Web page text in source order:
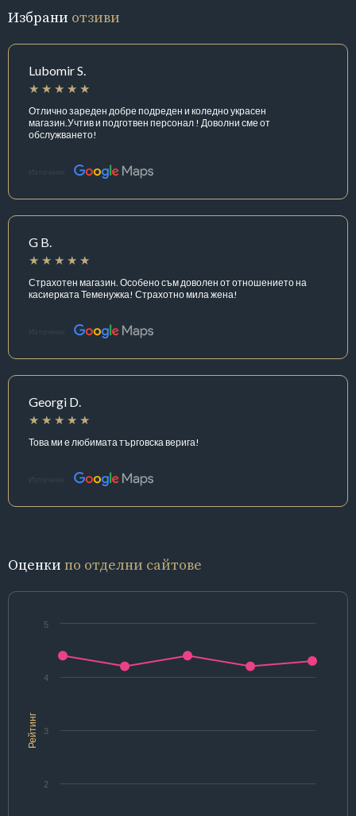
Избрани отзиви
Lubomir S.
Отлично зареден добре подреден и коледно украсен
магазин.Учтив и подготвен персонал ! Доволни сме от
обслужването!
Източник:
G B.
Страхотен магазин. Особено съм доволен от отношението на
касиерката Теменужка! Страхотно мила жена!
Източник:
Georgi D.
Това ми е любимата търговска верига!
Източник:
Оценки по отделни сайтове
Рейтинг
2
3
4
5